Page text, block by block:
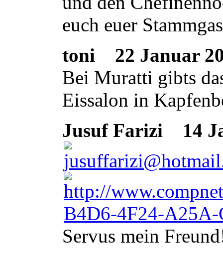
euch euer
toni
22 Januar
Bei Muratti gibts
Eissalon in
Jusuf Farizi
14
Servus mein